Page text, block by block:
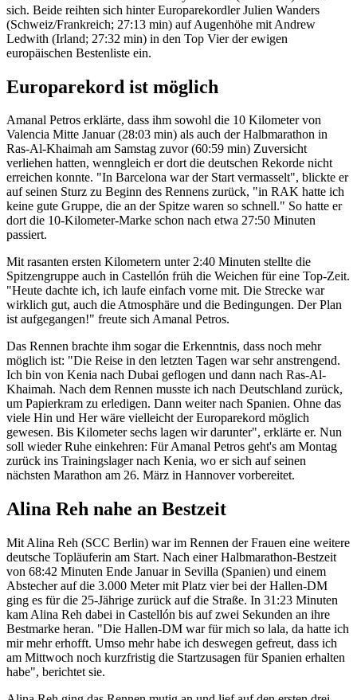
sich. Beide reihten sich hinter Europarekordler Julien Wanders
(Schweiz/Frankreich; 27:13 min) auf Augenhöhe mit Andrew
Ledwith (Irland; 27:32 min) in den Top Vier der ewigen
europäischen Bestenliste ein.
Europarekord ist möglich
Amanal Petros erklärte, dass ihm sowohl die 10 Kilometer von
Valencia Mitte Januar (28:03 min) als auch der Halbmarathon in
Ras-Al-Khaimah am Samstag zuvor (60:59 min) Zuversicht
verliehen hatten, wenngleich er dort die deutschen Rekorde nicht
erreichen konnte. "In Barcelona war der Start vermasselt", blickte er
auf seinen Sturz zu Beginn des Rennens zurück, "in RAK hatte ich
keine gute Gruppe, die an der Spitze waren so schnell." So hatte er
dort die 10-Kilometer-Marke schon nach etwa 27:50 Minuten
passiert.
Mit rasanten ersten Kilometern unter 2:40 Minuten stellte die
Spitzengruppe auch in Castellón früh die Weichen für eine Top-Zeit.
"Heute dachte ich, ich laufe einfach vorne mit. Die Strecke war
wirklich gut, auch die Atmosphäre und die Bedingungen. Der Plan
ist aufgegangen!" freute sich Amanal Petros.
Das Rennen brachte ihm sogar die Erkenntnis, dass noch mehr
möglich ist: "Die Reise in den letzten Tagen war sehr anstrengend.
Ich bin von Kenia nach Dubai geflogen und dann nach Ras-Al-
Khaimah. Nach dem Rennen musste ich nach Deutschland zurück,
um Papierkram zu erledigen. Dann weiter nach Spanien. Ohne das
viele Hin und Her wäre vielleicht der Europarekord möglich
gewesen. Bis Kilometer sechs lagen wir darunter", erklärte er. Nun
soll wieder Ruhe einkehren: Für Amanal Petros geht's am Montag
zurück ins Trainingslager nach Kenia, wo er sich auf seinen
nächsten Marathon am 26. März in Hannover vorbereitet.
Alina Reh nahe an Bestzeit
Mit Alina Reh (SCC Berlin) war im Rennen der Frauen eine weitere
deutsche Topläuferin am Start. Nach einer Halbmarathon-Bestzeit
von 68:42 Minuten Ende Januar in Sevilla (Spanien) und einem
Abstecher auf die 3.000 Meter mit Platz vier bei der Hallen-DM
ging es für die 25-Jährige zurück auf die Straße. In 31:23 Minuten
kam Alina Reh dabei in Castellón bis auf zwei Sekunden an ihre
Bestmarke heran. "Die Hallen-DM war für mich so lala, da hatte ich
mir mehr erhofft. Umso mehr habe ich deswegen gefreut, dass ich
am Mittwoch noch kurzfristig die Startzusagen für Spanien erhalten
habe", berichtet sie.